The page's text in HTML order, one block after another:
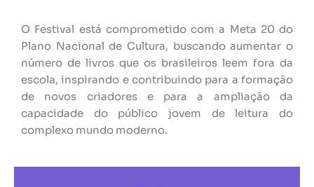
O Festival está comprometido com a Meta 20 do
Plano Nacional de Cultura, buscando aumentar o
número de livros que os brasileiros leem fora da
escola, inspirando e contribuindo para a formação
de novos criadores e para a ampliação da
capacidade do público jovem de leitura do
complexo mundo moderno.